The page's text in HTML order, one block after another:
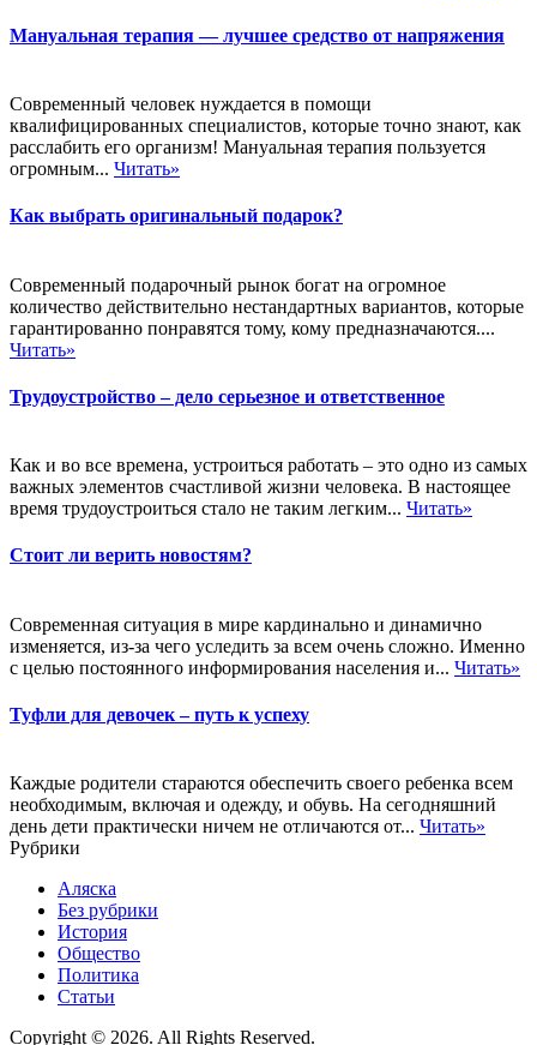
Мануальная терапия — лучшее средство от напряжения
Современный человек нуждается в помощи
квалифицированных специалистов, которые точно знают, как
расслабить его организм! Мануальная терапия пользуется
огромным... Читать»
Как выбрать оригинальный подарок?
Современный подарочный рынок богат на огромное
количество действительно нестандартных вариантов, которые
гарантированно понравятся тому, кому предназначаются....
Читать»
Трудоустройство – дело серьезное и ответственное
Как и во все времена, устроиться работать – это одно из самых
важных элементов счастливой жизни человека. В настоящее
время трудоустроиться стало не таким легким... Читать»
Стоит ли верить новостям?
Современная ситуация в мире кардинально и динамично
изменяется, из-за чего уследить за всем очень сложно. Именно
с целью постоянного информирования населения и... Читать»
Туфли для девочек – путь к успеху
Каждые родители стараются обеспечить своего ребенка всем
необходимым, включая и одежду, и обувь. На сегодняшний
день дети практически ничем не отличаются от... Читать»
Рубрики
Аляска
Без рубрики
История
Общество
Политика
Статьи
Copyright © 2026. All Rights Reserved.